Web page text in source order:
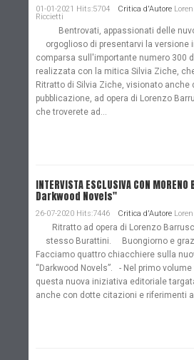
01-01-2021 Hits:5704 Critica d'Autore
Riccietti
Bentrovati, appassionati delle
orgoglioso di presentarvi la versione
comparsa sull'importante numero 300
realizzata con la mitica Silvia Ziche,
Ritratto di Silvia Ziche, visionato anche
pubblicazione, ad opera di Lorenzo
che troverete ad...
INTERVISTA ESCLUSIVA CON
Darkwood Novels"
26-07-2020 Hits:7446 Critica d'Autore
Ritratto ad opera di Lorenzo
stesso Burattini. Buongiorno e
Facciamo quattro chiacchiere sulla
“Darkwood Novels”. - Nel primo
questa nuova iniziativa editoriale
anche con dotte citazioni e riferimenti